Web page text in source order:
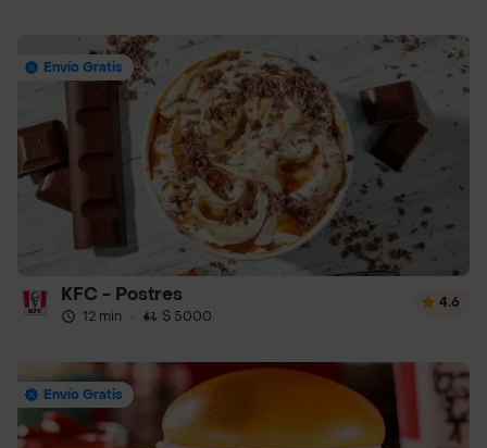
Envío Gratis
KFC - Postres
12 min · $ 5000
4.6
Envío Gratis